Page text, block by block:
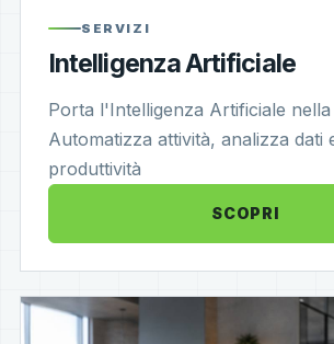
SERVIZI
Intelligenza Artificiale
Porta l'Intelligenza Artificiale nella
Automatizza attività, analizza dati
produttività
SCOPRI